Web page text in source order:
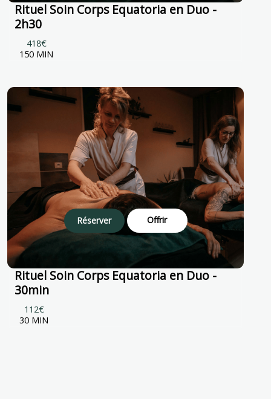
Rituel Soin Corps Equatoria en Duo -
2h30
418€
150 MIN
Réserver Offrir
Rituel Soin Corps Equatoria en Duo -
30min
112€
30 MIN